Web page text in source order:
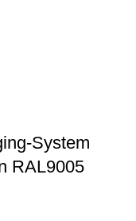
System
RAL9005